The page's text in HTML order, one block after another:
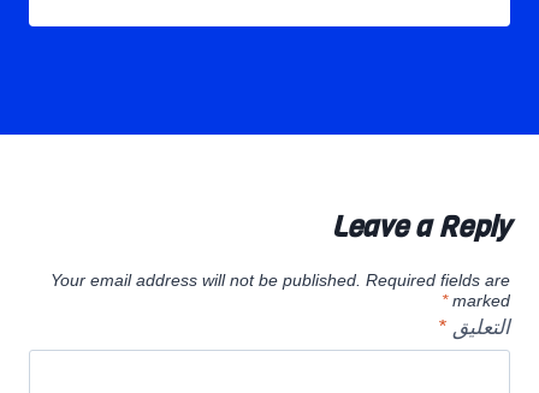
Leave a Reply
Your email address will not be published. Required fields are
marked
*
التعليق *